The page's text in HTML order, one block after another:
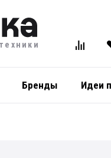
Бренды Идеи